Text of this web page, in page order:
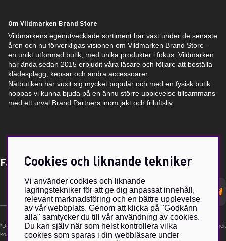
Om Vildmarken Brand Store
Vildmarkens egenutvecklade sortiment har växt under de senaste
åren och nu förverkligas visionen om Vildmarken Brand Store –
en unikt utformad butik, med unika produkter i fokus. Vildmarken
har ända sedan 2015 erbjudit våra läsare och följare att beställa
klädesplagg, kepsar och andra accessoarer.
Nätbutiken har vuxit sig mycket populär och med en fysisk butik
hoppas vi kunna bjuda på en ännu större upplevelse tillsammans
med ett urval Brand Partners inom jakt och friluftsliv.
Få Magasin Vildmarken direkt till din e-post!*
postadress
*Du kan även få erbjudanden och nyheter från samarbetspartners. Din prenumeration är helt
kostnadsfri och kan avslutas när som helst.
Cookies och liknande tekniker
Vi använder cookies och liknande
lagringstekniker för att ge dig anpassat innehåll,
relevant marknadsföring och en bättre upplevelse
av vår webbplats. Genom att klicka på "Godkänn
alla" samtycker du till vår användning av cookies.
Du kan själv när som helst kontrollera vilka
cookies som sparas i din webbläsare under